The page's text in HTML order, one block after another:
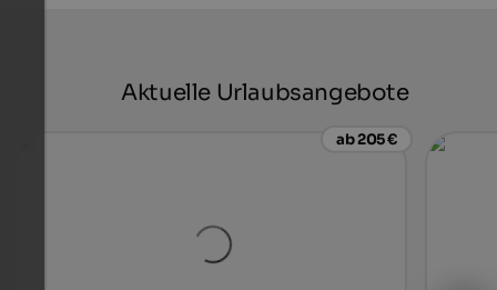
Aktuelle Urlaubsangebote
ab 205 €